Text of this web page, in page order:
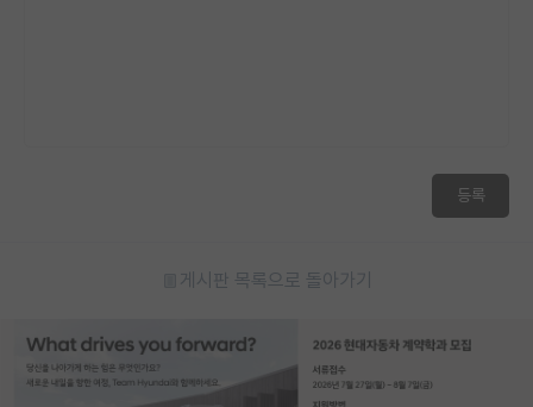
등록
게시판 목록으로 돌아가기